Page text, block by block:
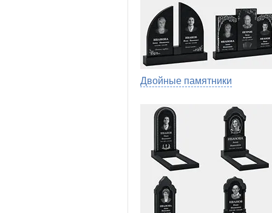
Двойные памятники